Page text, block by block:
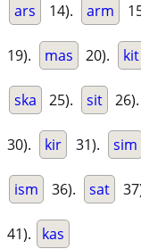
ars 14). arm
19). mas 20). kit
ska 25). sit 26).
30). kir 31). sim
ism 36). sat
41). kas